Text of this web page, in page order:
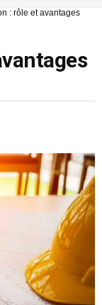
: rôle et avantages